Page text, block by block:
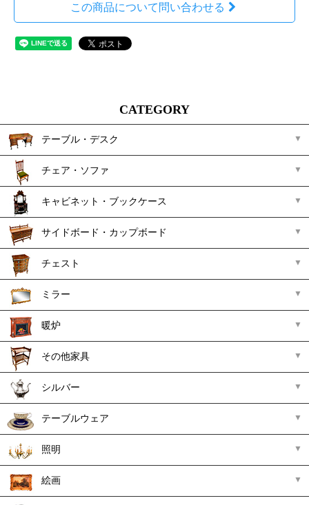
この商品について問い合わせる
CATEGORY
テーブル・デスク
チェア・ソファ
キャビネット・ブックケース
サイドボード・カップボード
チェスト
ミラー
暖炉
その他家具
シルバー
テーブルウェア
照明
絵画